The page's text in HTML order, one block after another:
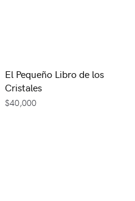
El Pequeño Libro de los
Cristales
$40,000